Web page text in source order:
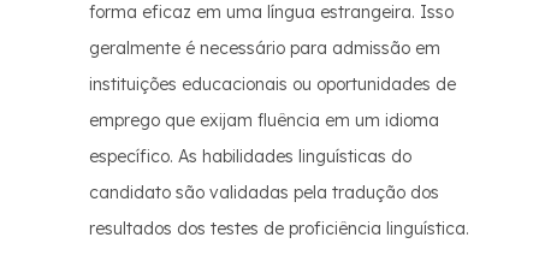
forma eficaz em uma língua estrangeira. Isso
geralmente é necessário para admissão em
instituições educacionais ou oportunidades de
emprego que exijam fluência em um idioma
específico. As habilidades linguísticas do
candidato são validadas pela tradução dos
resultados dos testes de proficiência linguística.